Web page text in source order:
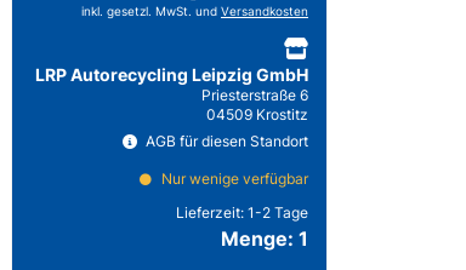
inkl. gesetzl. MwSt. und Versandkosten
LRP Autorecycling Leipzig GmbH
Priesterstraße 6
04509 Krostitz
AGB für diesen Standort
Nur wenige verfügbar
Lieferzeit: 1-2 Tage
Menge: 1